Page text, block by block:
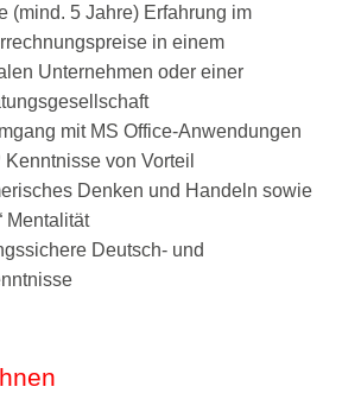
(mind. 5 Jahre) Erfahrung im
in einem
Unternehmen oder einer
mit MS Office-Anwendungen
von Vorteil
Denken und Handeln sowie
Mentalität
Deutsch- und